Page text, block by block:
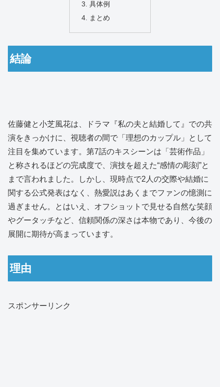
具体例
まとめ
結論
佐藤健と小芝風花は、ドラマ『私の夫と結婚して』での共
演をきっかけに、視聴者の間で「理想のカップル」として
注目を集めています。第7話のキスシーンは「芸術作品」
と称されるほどの完成度で、演技を超えた“感情の彫刻”と
まで言われました。しかし、現時点で2人の交際や結婚に
関する公式発表はなく、熱愛説はあくまでファンの憶測に
過ぎません。とはいえ、オフショットで見せる自然な笑顔
やグータッチなど、信頼関係の深さは本物であり、今後の
展開に期待が高まっています。
理由
スポンサーリンク